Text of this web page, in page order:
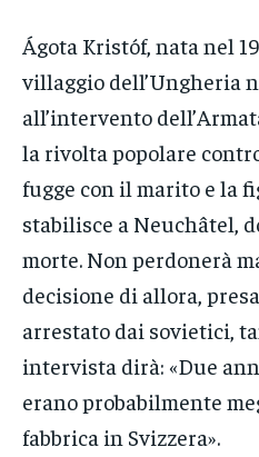
Ágota Kristóf, nata nel
villaggio dell’Ungheria
all’intervento
la rivolta popolare
fugge con il marito e la
stabilisce a Neuchâtel,
morte. Non perdonerà
decisione di allora,
arrestato dai sovietici,
intervista dirà: «Due
erano probabilmente
fabbrica in Svizzera».